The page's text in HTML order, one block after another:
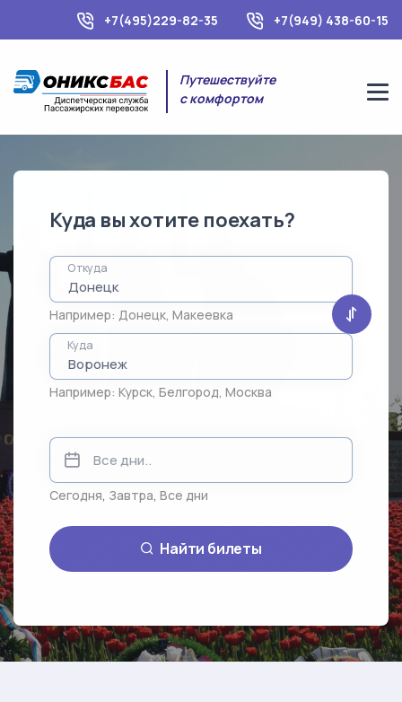
+7(495)229-82-35 +7(949) 438-60-15
Путешествуйте
с комфортом
Куда вы хотите поехать?
Откуда
Например: Донецк, Макеевка
Куда
Например: Курск, Белгород, Москва
Сегодня, Завтра, Все дни
Найти билеты